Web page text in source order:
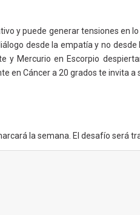
y puede generar tensiones en
desde la empatía y no
y Mercurio en Escorpio
en Cáncer a 20 grados te invita
la semana. El desafío será